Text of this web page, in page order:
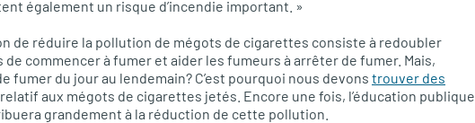
également un risque d’incendie important. »
de réduire la pollution de mégots de cigarettes consiste à redoubler
de commencer à fumer et aider les fumeurs à arrêter de fumer. Mais,
fumer du jour au lendemain? C’est pourquoi nous devons trouver des
relatif aux mégots de cigarettes jetés. Encore une fois, l’éducation publique
grandement à la réduction de cette pollution.